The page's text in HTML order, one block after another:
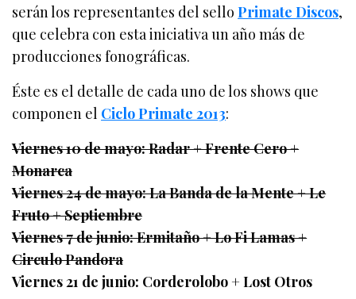
serán los representantes del selloPrimate Discos,
que celebra con esta iniciativa un año más de
producciones fonográficas.
Éste es el detalle de cada uno de los shows que
componen el Ciclo Primate 2013:
Viernes 10 de mayo: Radar + Frente Cero +
Monarca
Viernes 24 de mayo: La Banda de la Mente + Le
Fruto + Septiembre
Viernes 7 de junio: Ermitaño + Lo Fi Lamas +
Circulo Pandora
Viernes 21 de junio: Corderolobo + Lost Otros